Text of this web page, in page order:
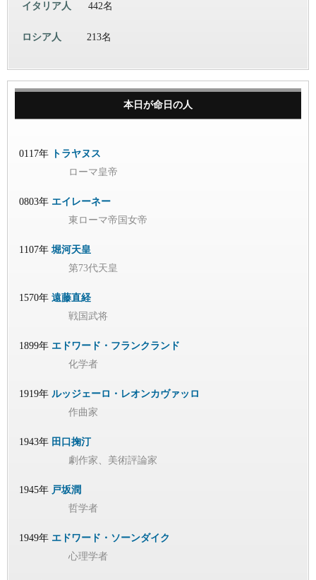
イタリア人 442名
ロシア人 213名
本日が命日の人
0117年
トラヤヌス
ローマ皇帝
0803年 エイレーネー
東ローマ帝国女帝
1107年 堀河天皇
第73代天皇
1570年 遠藤直経
戦国武将
1899年 エドワード・フランクランド
化学者
1919年 ルッジェーロ・レオンカヴァッロ
作曲家
1943年 田口掬汀
劇作家、美術評論家
1945年 戸坂潤
哲学者
1949年 エドワード・ソーンダイク
心理学者